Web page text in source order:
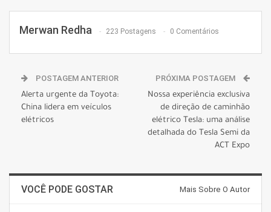
Merwan Redha 223 Postagens 0 Comentários
POSTAGEM ANTERIOR
Alerta urgente da Toyota:
China lidera em veículos
elétricos
PRÓXIMA POSTAGEM
Nossa experiência exclusiva
de direção de caminhão
elétrico Tesla: uma análise
detalhada do Tesla Semi da
ACT Expo
VOCÊ PODE GOSTAR Mais Sobre O Autor